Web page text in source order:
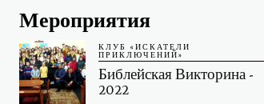
Мероприятия
КЛУБ «ИСКАТЕЛИ
ПРИКЛЮЧЕНИЙ»
Библейская Викторина -
2022